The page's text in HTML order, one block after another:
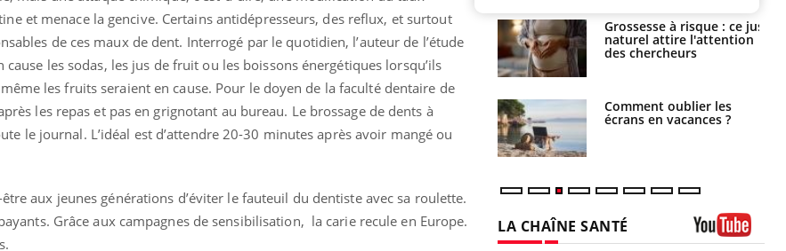
et menace la gencive. Certains antidépresseurs, des reflux, et surtout
de ces maux de dent. Interrogé par le quotidien, l’auteur de l’étude
cause les sodas, les jus de fruit ou les boissons énergétiques lorsqu’ils
les fruits seraient en cause. Pour le doyen de la faculté dentaire de
les repas et pas en grignotant au bureau. Le brossage de dents à
le journal. L’idéal est d’attendre 20-30 minutes après avoir mangé ou
aux jeunes générations d’éviter le fauteuil du dentiste avec sa roulette.
Grâce aux campagnes de sensibilisation, la carie recule en Europe.
Mon enfant est-il trop
sensible ou simplement
très empathique ?
Bébés, jeunes enfants :
quelle trousse à
pharmacie pour les
Comment éviter une otite
pendant les vacances ?
Hantavirus : un cas
détecté chez un touriste
en France
Grossesse à risque : ce jus
naturel attire l'attention
des chercheurs
Comment oublier les
écrans en vacances ?
LA CHAÎNE SANTÉ